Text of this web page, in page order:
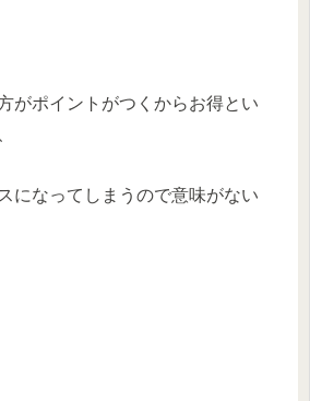
がポイントがつくからお得とい
になってしまうので意味がない